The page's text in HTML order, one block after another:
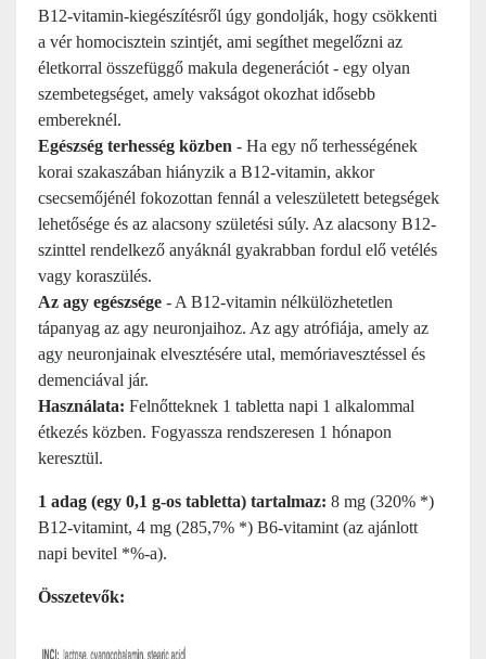
B12-vitamin-kiegészítésről úgy gondolják, hogy csökkenti
a vér homocisztein szintjét, ami segíthet megelőzni az
életkorral összefüggő makula degenerációt - egy olyan
szembetegséget, amely vakságot okozhat idősebb
embereknél.
Egészség terhesség közben - Ha egy nő terhességének
korai szakaszában hiányzik a B12-vitamin, akkor
csecsemőjénél fokozottan fennál a veleszületett betegségek
lehetősége és az alacsony születési súly. Az alacsony B12-
szinttel rendelkező anyáknál gyakrabban fordul elő vetélés
vagy koraszülés.
Az agy egészsége - A B12-vitamin nélkülözhetetlen
tápanyag az agy neuronjaihoz. Az agy atrófiája, amely az
agy neuronjainak elvesztésére utal, memóriavesztéssel és
demenciával jár.
Használata: Felnőtteknek 1 tabletta napi 1 alkalommal
étkezés közben. Fogyassza rendszeresen 1 hónapon
keresztül.
1 adag (egy 0,1 g-os tabletta) tartalmaz: 8 mg (320% *)
B12-vitamint, 4 mg (285,7% *) B6-vitamint (az ajánlott
napi bevitel *%-a).
Összetevők: